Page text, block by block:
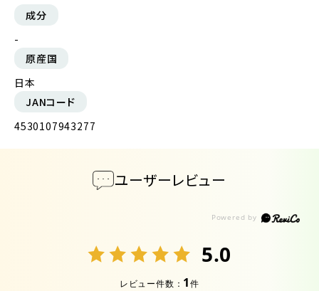
成分
-
原産国
日本
JANコード
4530107943277
ユーザーレビュー
5.0
レビュー件数： 1件